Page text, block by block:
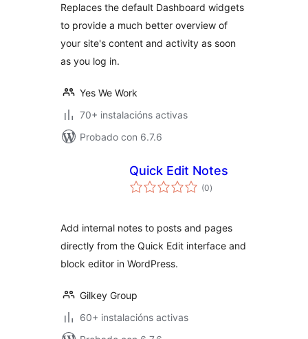
Replaces the default Dashboard widgets
to provide a much better overview of
your site's content and activity as soon
as you log in.
Yes We Work
70+ instalacións activas
Probado con 6.7.6
Quick Edit Notes
(0valoracións
totais
)
Add internal notes to posts and pages
directly from the Quick Edit interface and
block editor in WordPress.
Gilkey Group
60+ instalacións activas